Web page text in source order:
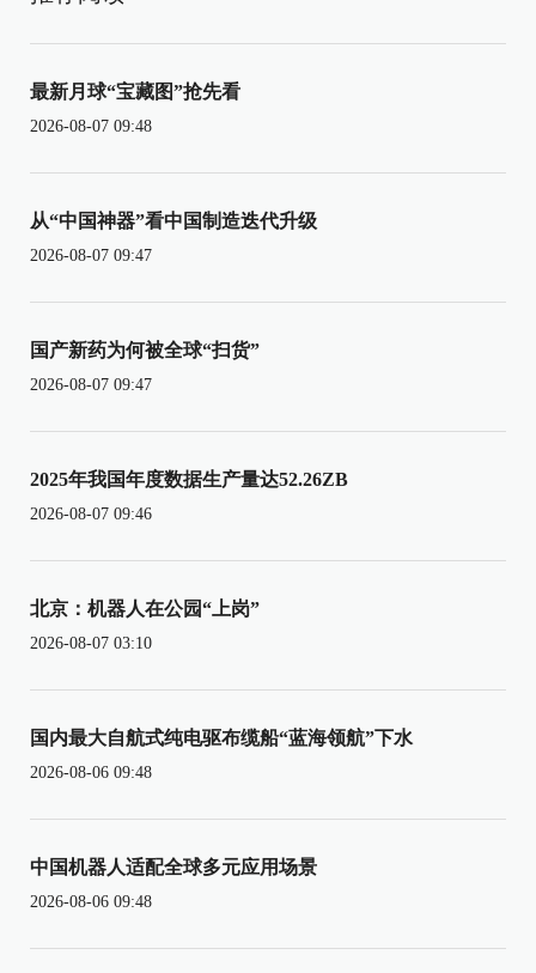
最新月球“宝藏图”抢先看
2026-08-07 09:48
从“中国神器”看中国制造迭代升级
2026-08-07 09:47
国产新药为何被全球“扫货”
2026-08-07 09:47
2025年我国年度数据生产量达52.26ZB
2026-08-07 09:46
北京：机器人在公园“上岗”
2026-08-07 03:10
国内最大自航式纯电驱布缆船“蓝海领航”下水
2026-08-06 09:48
中国机器人适配全球多元应用场景
2026-08-06 09:48